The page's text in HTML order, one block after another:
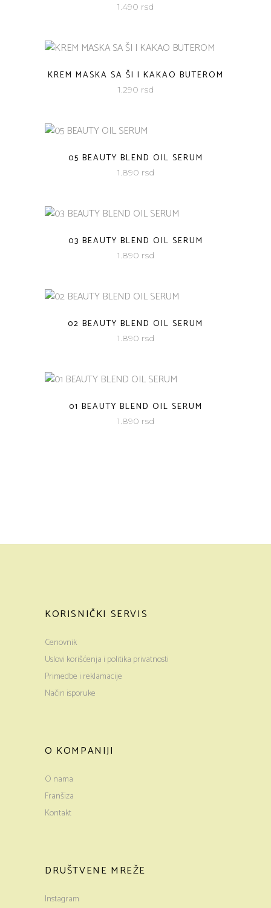
1.490 rsd
KREM MASKA SA ŠI I KAKAO BUTEROM
1.290 rsd
05 BEAUTY BLEND OIL SERUM
1.890 rsd
03 BEAUTY BLEND OIL SERUM
1.890 rsd
02 BEAUTY BLEND OIL SERUM
1.890 rsd
01 BEAUTY BLEND OIL SERUM
1.890 rsd
KORISNIČKI SERVIS
Cenovnik
Uslovi korišćenja i politika privatnosti
Primedbe i reklamacije
Način isporuke
O KOMPANIJI
O nama
Franšiza
Kontakt
DRUŠTVENE MREŽE
Instagram